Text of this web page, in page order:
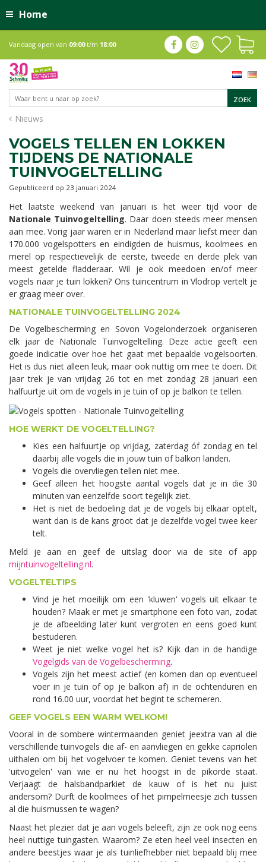
Home
Nieuws
Vandaag open van 09:00t/m 18:00
VOGELS TELLEN EN LOKKEN
TIJDENS DE NATIONALE
TUINVOGELTELLING
Gepubliceerd op 23 januari 2024
Het laatste weekend van januari is het weer tijd voor de
Nationale Tuinvogeltelling. Daar doen steeds meer mensen
aan mee. Vorig jaar waren er in Nederland maar liefst meer dan
170.000 vogelspotters en eindigden de huismus, koolmees en
merel op respectievelijk de eerste, tweede en derde plek van
meest getelde fladderaar. Wil je ook meedoen en/of meer
vogels naar je tuin lokken? Ons tuincentrum in Vlodrop vertelt je
er graag meer over.
NATIONALE TUINVOGELTELLING 2024
De Vogelbescherming en Sovon Vogelonderzoek organiseren
elk jaar de Nationale Tuinvogeltelling. Deze actie geeft een
goede indicatie over hoe het gaat met bepaalde vogelsoorten.
Het is dus niet alleen leuk, maar ook nuttig om mee te doen. Dit
jaar trek je van vrijdag 26 tot en met zondag 28 januari een
halfuurtje uit om de vogels in je tuin of op je balkon te tellen.
HOE WERKT DE VOGELTELLING?
Kies een halfuurtje op vrijdag, zaterdag óf zondag en tel
daarbij alle vogels die in jouw tuin of balkon landen.
Vogels die overvliegen tellen niet mee.
Geef alleen het hoogste aantal vogels dat je in die 30
minuten van eenzelfde soort tegelijk ziet.
Het is niet de bedoeling dat je de vogels bij elkaar optelt,
want dan is de kans groot dat je dezelfde vogel twee keer
telt.
Meld je aan en geef de uitslag door via de site of app
mijntuinvogeltelling.nl.
VOGELTELTIPS
Vind je het moeilijk om een 'kluwen' vogels uit elkaar te
houden? Maak er met je smartphone een foto van, zodat
je de afbeelding later kunt vergroten en eens goed kunt
bestuderen.
Weet je niet welke vogel het is? Kijk dan in de handige
Vogelgids van de Vogelbescherming.
Vogels zijn het meest actief (en komen dan op eventueel
voer in je tuin of op je balkon af) in de ochtenduren en
rond 16.00 uur, voordat het begint te schemeren.
GEEF VOGELS EEN WARM WELKOM!
Vooral in de sombere wintermaanden geniet jeextra van al die
verschillende tuinvogels die af- en aanvliegen en gekke capriolen
uithalen om bij het vogelvoer te komen. Geniet tevens van het
'uitvogelen' van wie er nu het hoogst in de pikorde staat.
Verjaagt de halsbandparkiet de kauw of is het nu juist
andersom? Durft de koolmees of het pimpelmeesje zich tussen
al die huismussen te wagen?
Naast het plezier dat je aan vogels beleeft, zijn ze ook nog eens
heel nuttige tuingasten. Waarom? Ze eten heel veel insecten en
andere beestjes waar je als tuinliefhebber niet bepaald blij mee